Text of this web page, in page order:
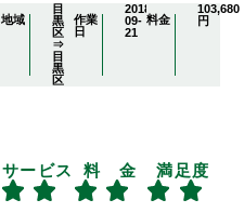
地域
目
黒
区
⇒
目
黒
区
作業
日
2018-
09-
21
料金
103,680
円
サービス 料 金 満足度